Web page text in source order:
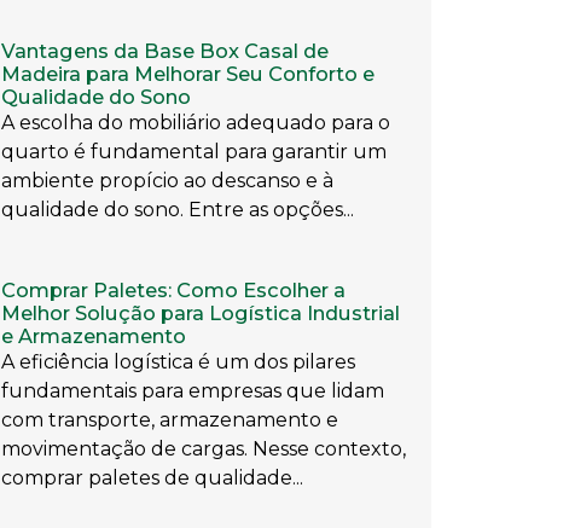
Vantagens da Base Box Casal de
Madeira para Melhorar Seu Conforto e
Qualidade do Sono
A escolha do mobiliário adequado para o
quarto é fundamental para garantir um
ambiente propício ao descanso e à
qualidade do sono. Entre as opções...
Comprar Paletes: Como Escolher a
Melhor Solução para Logística Industrial
e Armazenamento
A eficiência logística é um dos pilares
fundamentais para empresas que lidam
com transporte, armazenamento e
movimentação de cargas. Nesse contexto,
comprar paletes de qualidade...